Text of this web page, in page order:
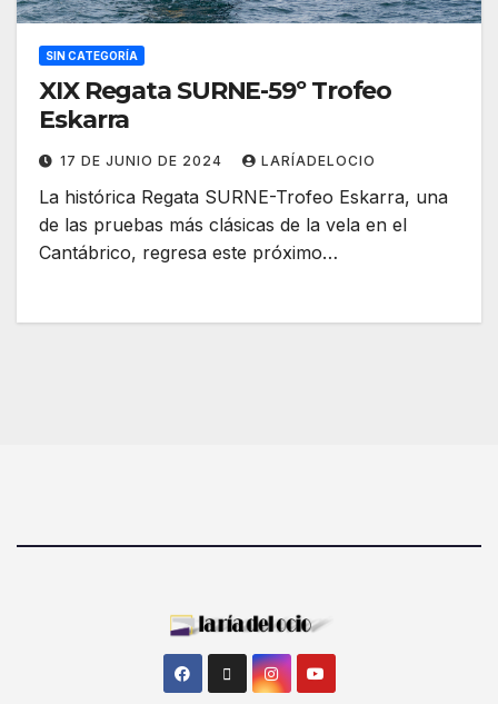
SIN CATEGORÍA
XIX Regata SURNE-59º Trofeo
Eskarra
17 DE JUNIO DE 2024 LARÍADELOCIO
La histórica Regata SURNE-Trofeo Eskarra, una
de las pruebas más clásicas de la vela en el
Cantábrico, regresa este próximo…